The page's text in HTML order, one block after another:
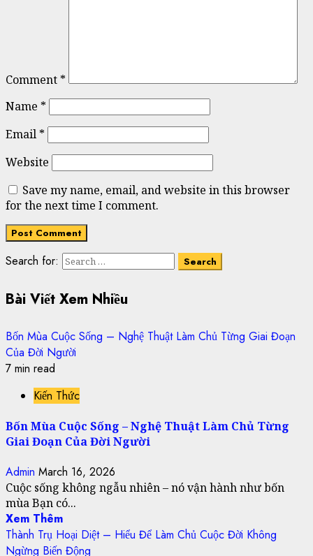
Comment *
Name *
Email *
Website
Save my name, email, and website in this browser
for the next time I comment.
Search for:
Bài Viết Xem Nhiều
Bốn Mùa Cuộc Sống – Nghệ Thuật Làm Chủ Từng Giai Đoạn
Của Đời Người
7 min read
Kiến Thức
Bốn Mùa Cuộc Sống – Nghệ Thuật Làm Chủ Từng
Giai Đoạn Của Đời Người
Admin March 16, 2026
Cuộc sống không ngẫu nhiên – nó vận hành như bốn
mùa Bạn có...
Xem Thêm
Thành Trụ Hoại Diệt – Hiểu Để Làm Chủ Cuộc Đời Không
Ngừng Biến Động